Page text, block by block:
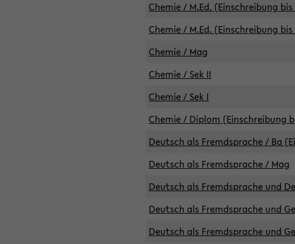
Chemie / M.Ed. (Einschreibung bis
Chemie / M.Ed. (Einschreibung bis
Chemie / Mag
Chemie / Sek II
Chemie / Sek I
Chemie / Diplom (Einschreibung
Deutsch als Fremdsprache / Ba
Deutsch als Fremdsprache / Mag
Deutsch als Fremdsprache und
Deutsch als Fremdsprache und
Deutsch als Fremdsprache und